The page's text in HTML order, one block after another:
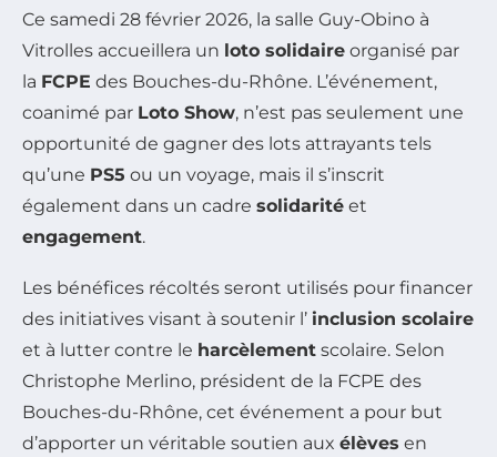
Ce samedi 28 février 2026, la salle Guy-Obino à
Vitrolles accueillera un loto solidaire organisé par
la FCPE des Bouches-du-Rhône. L’événement,
coanimé par Loto Show, n’est pas seulement une
opportunité de gagner des lots attrayants tels
qu’une PS5 ou un voyage, mais il s’inscrit
également dans un cadre solidarité et
engagement.
Les bénéfices récoltés seront utilisés pour financer
des initiatives visant à soutenir l’ inclusion scolaire
et à lutter contre le harcèlement scolaire. Selon
Christophe Merlino, président de la FCPE des
Bouches-du-Rhône, cet événement a pour but
d’apporter un véritable soutien aux élèves en